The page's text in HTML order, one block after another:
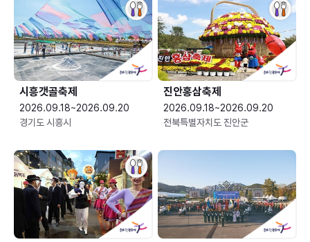
시흥갯골축제
2026.09.18~2026.09.20
경기도 시흥시
진안홍삼축제
2026.09.18~2026.09.20
전북특별자치도 진안군